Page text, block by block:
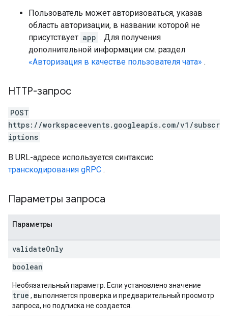
Пользователь может авторизоваться, указав
область авторизации, в названии которой не
присутствует app . Для получения
дополнительной информации см. раздел
«Авторизация в качестве пользователя чата» .
HTTP-запрос
POST
https://workspaceevents.googleapis.com/v1/subscr
iptions
В URL-адресе используется синтаксис
транскодирования gRPC .
Параметры запроса
Параметры
validateOnly
boolean
Необязательный параметр. Если установлено значение
true , выполняется проверка и предварительный просмотр
запроса, но подписка не создается.